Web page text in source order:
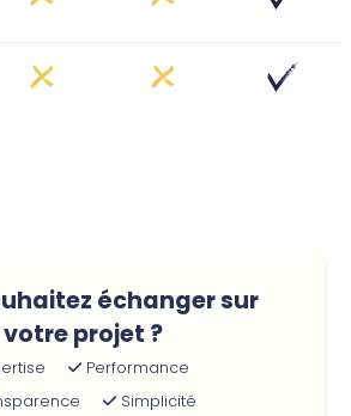
échanger sur
votre projet ?
Performance
Simplicité